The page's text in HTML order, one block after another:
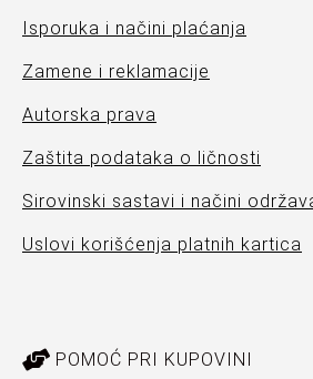
Isporuka i načini plaćanja
Zamene i reklamacije
Autorska prava
Zaštita podataka o ličnosti
Sirovinski sastavi i načini
Uslovi korišćenja platnih kartica
POMOĆ PRI KUPOVINI